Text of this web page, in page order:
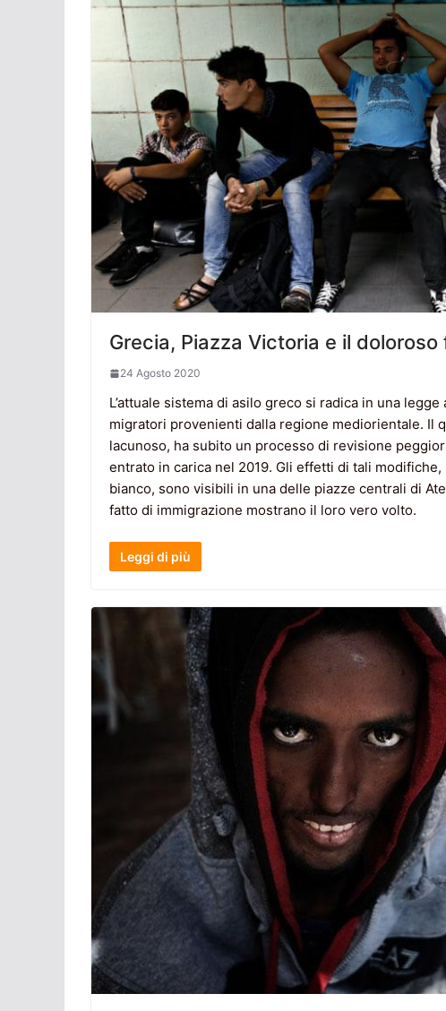
Grecia, Piazza Victoria e il
24 Agosto 2020
L’attuale sistema di asilo greco si radica in una
migratori provenienti dalla regione mediorientale. Il
lacunoso, ha subito un processo di revisione
entrato in carica nel 2019. Gli effetti di tali
bianco, sono visibili in una delle piazze centrali di
fatto di immigrazione mostrano il loro vero volto.
Leggi di più